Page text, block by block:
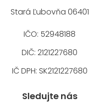
Stará Ľubovňa 06401
IČO: 52948188
DIČ: 2121227680
IČ DPH: SK2121227680
Sledujte nás